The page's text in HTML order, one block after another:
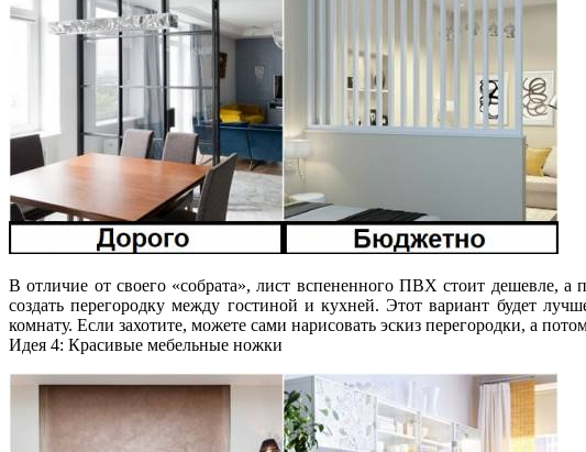
В отличие от своего «собрата», лист вспененного ПВХ стоит дешевле, а
создать перегородку между гостиной и кухней. Этот вариант будет
комнату. Если захотите, можете сами нарисовать эскиз перегородки, а
Идея 4: Красивые мебельные ножки